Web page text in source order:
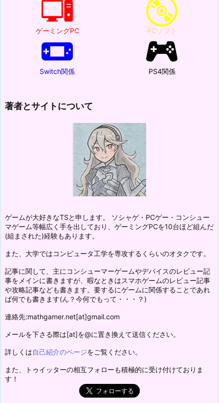
ゲーミングPC PCソフト
Switch関係 PS4関係
著者とサイトについて
ゲームが大好きなTSと申します。 ソシャゲ・PCゲー・コンシュー
マゲーム等幅広く手を出しており、ゲーミングPCを10台ほど組んだ
(組まされた)経験もあります。
また、大学ではコンピュータ工学を専攻するくらいのオタクです。
記事に関して、主にコンシューマーゲームやデバイスのレビュー記
事をメインに書きますが、暇なときはスマホゲームのレビュー記事
や攻略記事なども書きます。要するにゲームに関係することであれ
ば何でも書きます(ん？今何でもって・・・？)
連絡先:mathgamer.net[at]gmail.com
メールを下さる際は[at]を@に置き換えて送信ください。
詳しくは自己紹介のページをご覧ください。
また、トゥイッターの相互フォローも積極的に受け付けておりま
す！